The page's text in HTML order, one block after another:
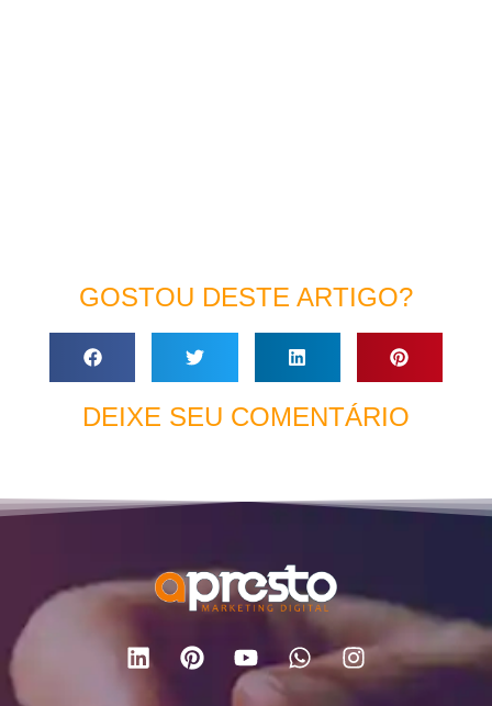
GOSTOU DESTE ARTIGO?
DEIXE SEU COMENTÁRIO